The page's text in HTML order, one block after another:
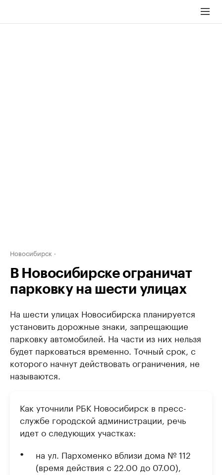
Новосибирск
В Новосибирске ограничат
парковку на шести улицах
На шести улицах Новосибирска планируется
установить дорожные знаки, запрещающие
парковку автомобилей. На части из них нельзя
будет парковаться временно. Точный срок, с
которого начнут действовать ограничения, не
называются.
Как уточнили РБК Новосибирск в пресс-
службе городской администрации, речь
идет о следующих участках:
на ул. Пархоменко вблизи дома № 112
(время действия с 22.00 до 07.00),